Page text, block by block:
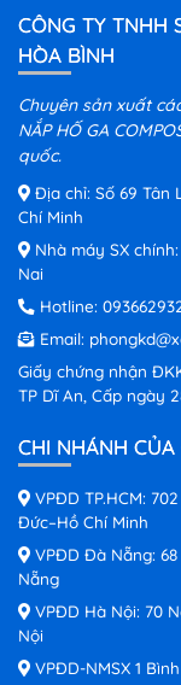
CÔNG TY TNHH
HÒA BÌNH
Chuyên sản xuất
NẮP HỐ GA
quốc.
Địa chỉ: Số 69 Tân
Chí Minh
Nhà máy SX
Nai
Hotline:
Email:
Giấy chứng nhận
TP Dĩ An, Cấp ngày
CHI NHÁNH CỦA
VPĐD TP.HCM:
Đức–Hồ Chí Minh
VPĐD Đà Nẵng:
Nẵng
VPĐD Hà Nội: 70
Nội
VPĐD-NMSX 1